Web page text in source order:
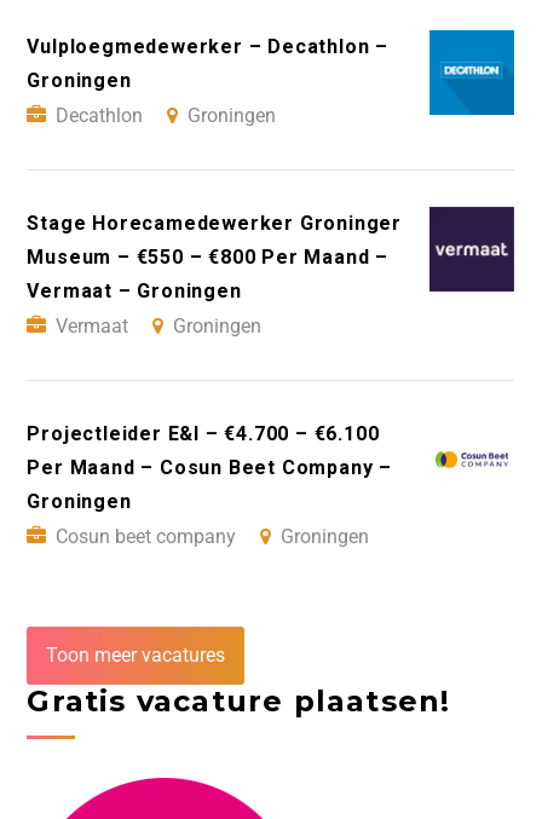
Vulploegmedewerker – Decathlon –
Groningen
Decathlon
Groningen
Stage Horecamedewerker Groninger
Museum – €550 – €800 Per Maand –
Vermaat – Groningen
Vermaat
Groningen
Projectleider E&I – €4.700 – €6.100
Per Maand – Cosun Beet Company –
Groningen
Cosun beet company
Groningen
Toon meer vacatures
Gratis vacature plaatsen!